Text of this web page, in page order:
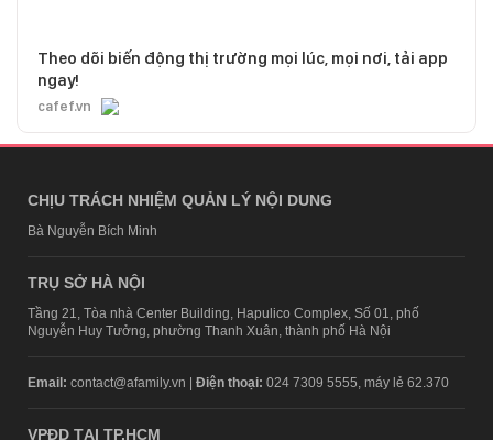
Theo dõi biến động thị trường mọi lúc, mọi nơi, tải app
ngay!
cafef.vn
CHỊU TRÁCH NHIỆM QUẢN LÝ NỘI DUNG
Bà Nguyễn Bích Minh
TRỤ SỞ HÀ NỘI
Tầng 21, Tòa nhà Center Building, Hapulico Complex, Số 01, phố
Nguyễn Huy Tưởng, phường Thanh Xuân, thành phố Hà Nội
Email: contact@afamily.vn | Điện thoại: 024 7309 5555, máy lẻ 62.370
VPĐD TẠI TP.HCM